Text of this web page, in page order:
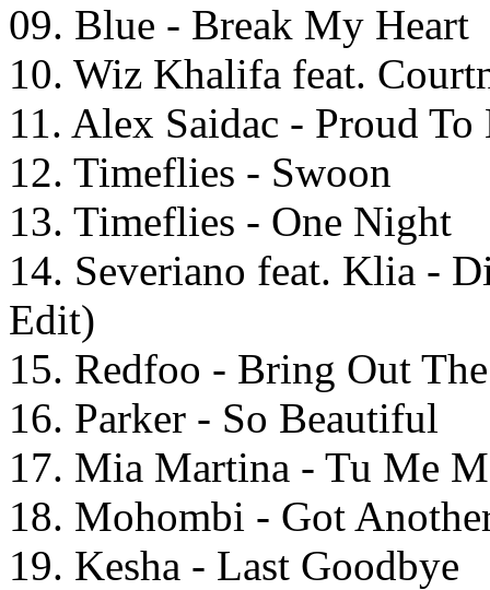
09. Blue - Break My Heart
10. Wiz Khalifa feat.
11. Alex Saidac - Proud To
12. Timeflies - Swoon
13. Timeflies - One Night
14. Severiano feat. Klia -
Edit)
15. Redfoo - Bring Out
16. Parker - So Beautiful
17. Mia Martina - Tu Me
18. Mohombi - Got
19. Kesha - Last Goodbye